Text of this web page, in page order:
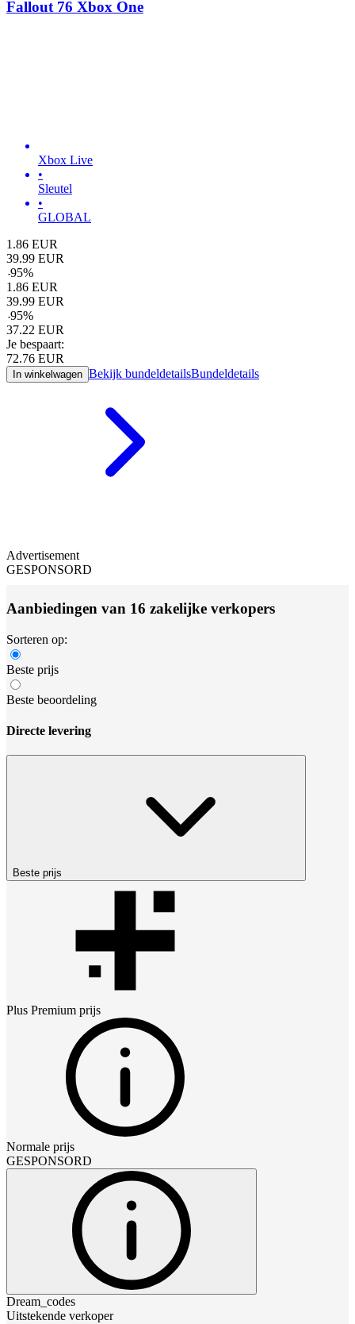
Fallout 76 Xbox One
Xbox Live
•
Sleutel
•
GLOBAL
1.86 EUR
39.99 EUR
-95%
1.86 EUR
39.99 EUR
-95%
37.22 EUR
Je bespaart:
72.76 EUR
In winkelwagen Bekijk bundeldetailsBundeldetails
Advertisement
GESPONSORD
Aanbiedingen van 16 zakelijke verkopers
Sorteren op:
Beste prijs
Beste beoordeling
Directe levering
Beste prijs
Plus Premium prijs
Normale prijs
GESPONSORD
Dream_codes
Uitstekende verkoper